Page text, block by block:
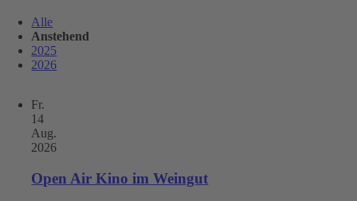
Alle
Anstehend
2025
2026
Fr.
14
Aug.
2026
Open Air Kino im Weingut